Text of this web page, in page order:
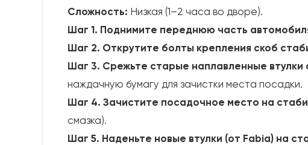
Сложность: Низкая (1–2 часа во дворе).
Шаг 1. Поднимите переднюю часть
Шаг 2. Открутите болты крепления скоб
Шаг 3. Срежьте старые наплавленные втулки
наждачную бумагу для зачистки места посадки.
Шаг 4. Зачистите посадочное место на
смазка).
Шаг 5. Наденьте новые втулки (от Fabia) на